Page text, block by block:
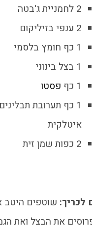
2 לחמניית ג'בטה
2 ענפי בזיליקום
1 כף חומץ בלסמי
1 בצל בינוני
1 כף
פסטו
1 כף תערובת תבלינים
איטלקית
2 כפות שמן זית
לכריך: שוטפים היטב
את הבצל ואת